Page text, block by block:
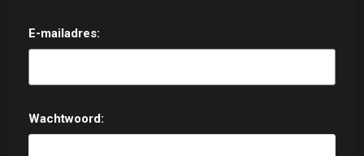
E-mailadres:
Wachtwoord: